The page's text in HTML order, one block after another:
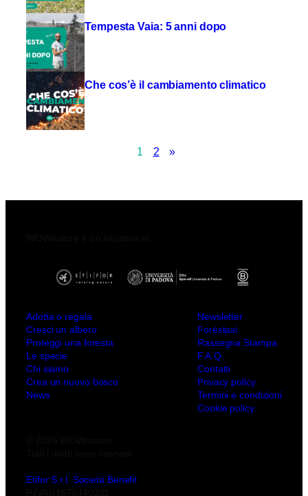
Tempesta Vaia: 5 anni dopo
Che cos’è il cambiamento climatico
1 2 »
Adotta o regala
Cresci un albero
Proteggi una foresta
Le specie
Chi siamo
Crea un nuovo bosco
News
Newsletter
Forèstasi
Rassegna Stampa
F.A.Q.
Contatti
Privacy policy
Termini e condizioni
Cookie policy
Etifor S.r.l. Società Benefit